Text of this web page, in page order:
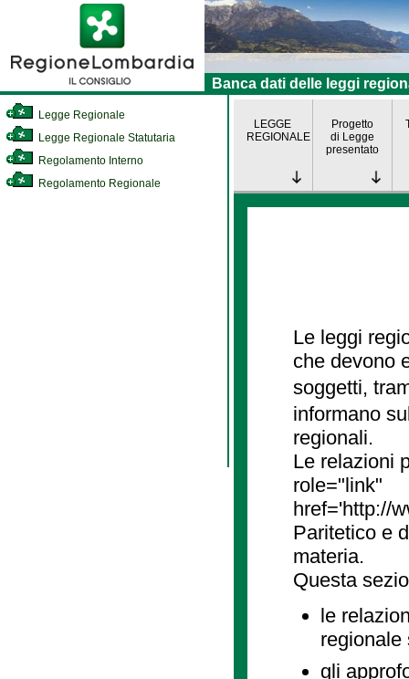
Banca dati delle leggi
Legge Regionale
Legge Regionale Statutaria
Regolamento Interno
Regolamento Regionale
LEGGE
REGIONALE
Progetto
di Legge
presentato
Le leggi
che devono
soggetti,
informano
regionali.
Le relazioni
role="link"
href='http://
Paritetico e
materia.
Questa
le
regionale
gli